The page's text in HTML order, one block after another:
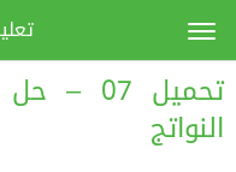
تحميل
النواتج